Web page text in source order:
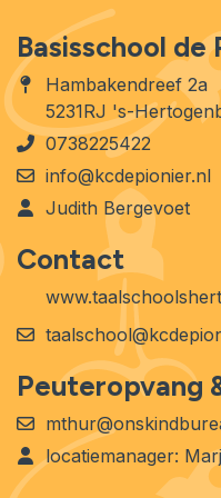
Basisschool de
Hambakendreef 2a
5231RJ 's-
0738225422
info@kcdepionier.nl
Judith Bergevoet
Contact
Peuteropvang
locatiemanager: